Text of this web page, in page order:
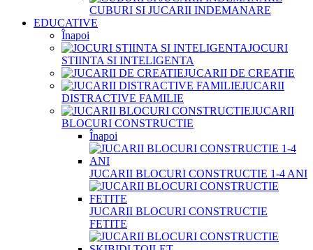
CUBURI SI JUCARII INDEMANARE
EDUCATIVE
Înapoi
JOCURI
STIINTA SI INTELIGENTA
JUCARII DE CREATIE
JUCARII
DISTRACTIVE FAMILIE
JUCARII
BLOCURI CONSTRUCTIE
Înapoi
JUCARII BLOCURI CONSTRUCTIE 1-4 ANI
JUCARII BLOCURI CONSTRUCTIE
FETITE